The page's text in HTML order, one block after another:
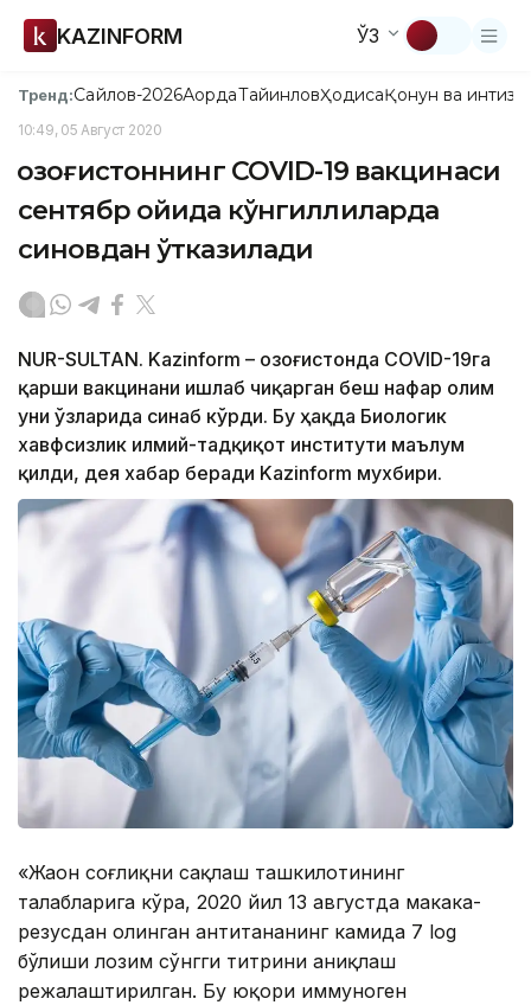
KAZINFORM ЎЗ
Тренд:Сайлов-2026АқордаТайинловҲодисаҚонун ва
10:49, 05 Август 2020
Қозоғистоннинг COVID-19 вакцинаси
сентябр ойида кўнгиллиларда
синовдан ўтказилади
NUR-SULTAN. Kazinform – Қозоғистонда COVID-19га
қарши вакцинани ишлаб чиқарган беш нафар олим
уни ўзларида синаб кўрди. Бу ҳақда Биологик
хавфсизлик илмий-тадқиқот институти маълум
қилди, дея хабар беради Kazinform мухбири.
«Жаҳон соғлиқни сақлаш ташкилотининг
талабларига кўра, 2020 йил 13 августда макака-
резусдан олинган антитананинг камида 7 log
бўлиши лозим сўнгги титрини аниқлаш
режалаштирилган. Бу юқори иммуноген